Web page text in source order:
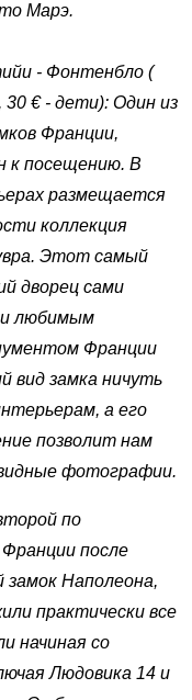
Марэ.
- Фонтенбло (
30 € - дети): Один из
Франции,
к посещению. В
размещается
коллекция
Этот самый
дворец сами
любимым
Франции
вид замка ничуть
а его
позволит нам
фотографии.
по
после
Наполеона,
практически все
начиная со
Людовика 14 и